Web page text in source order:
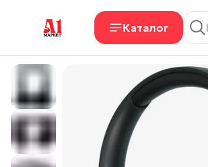
Каталог